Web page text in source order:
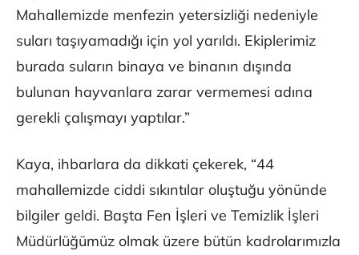
Mahallemizde menfezin yetersizliği nedeniyle
suları taşıyamadığı için yol yarıldı. Ekiplerimiz
burada suların binaya ve binanın dışında
bulunan hayvanlara zarar vermemesi adına
gerekli çalışmayı yaptılar.”
Kaya, ihbarlara da dikkati çekerek, “44
mahallemizde ciddi sıkıntılar oluştuğu yönünde
bilgiler geldi. Başta Fen İşleri ve Temizlik İşleri
Müdürlüğümüz olmak üzere bütün kadrolarımızla